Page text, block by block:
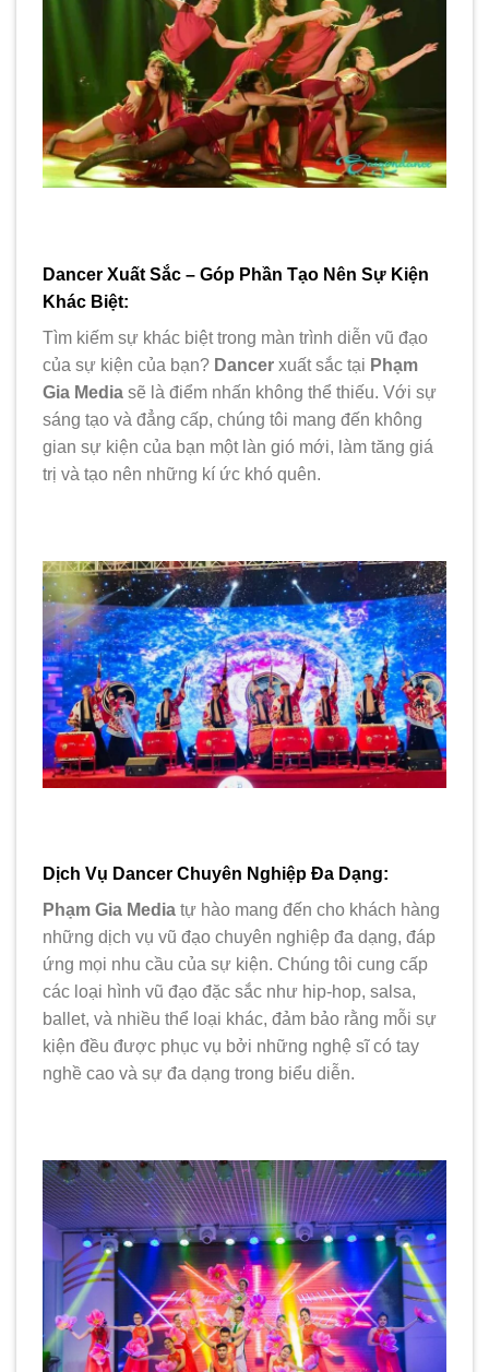
Dancer Xuất Sắc – Góp Phần Tạo Nên Sự Kiện
Khác Biệt:
Tìm kiếm sự khác biệt trong màn trình diễn vũ đạo
của sự kiện của bạn? Dancer xuất sắc tại Phạm
Gia Media sẽ là điểm nhấn không thể thiếu. Với sự
sáng tạo và đẳng cấp, chúng tôi mang đến không
gian sự kiện của bạn một làn gió mới, làm tăng giá
trị và tạo nên những kí ức khó quên.
Dịch Vụ Dancer Chuyên Nghiệp Đa Dạng:
Phạm Gia Media tự hào mang đến cho khách hàng
những dịch vụ vũ đạo chuyên nghiệp đa dạng, đáp
ứng mọi nhu cầu của sự kiện. Chúng tôi cung cấp
các loại hình vũ đạo đặc sắc như hip-hop, salsa,
ballet, và nhiều thể loại khác, đảm bảo rằng mỗi sự
kiện đều được phục vụ bởi những nghệ sĩ có tay
nghề cao và sự đa dạng trong biểu diễn.